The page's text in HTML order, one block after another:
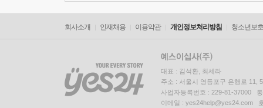
회사소개 인재채용 이용약관 개인정보처리방침 청소년보
대표 : 김석환, 최세라
주소 : 서울시 영등포구 은행로 11,
사업자등록번호 : 229-81-37000
이메일 : yes24help@yes24.com